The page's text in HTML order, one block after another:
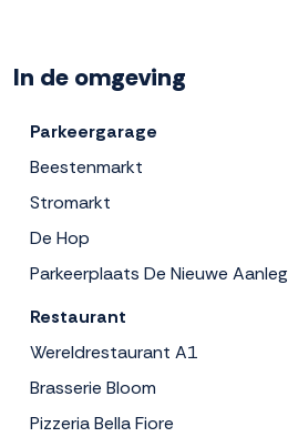
In de omgeving
Parkeergarage
Beestenmarkt
Stromarkt
De Hop
Parkeerplaats De Nieuwe Aanleg
Restaurant
Wereldrestaurant A1
Brasserie Bloom
Pizzeria Bella Fiore